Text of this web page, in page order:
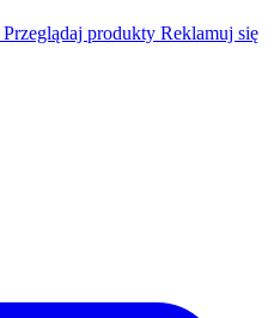
Przeglądaj produkty Reklamuj się